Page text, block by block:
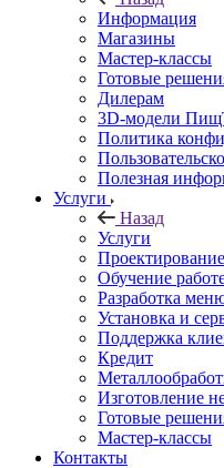
Информация
Магазины
Мастер-классы
Готовые
Дилерам
3D-модели
Политика
Полезная
Услуги
Назад
Услуги
Обучение
Разработка
Установка и
Поддержка
Кредит
Изготовление
Готовые
Мастер-классы
Контакты